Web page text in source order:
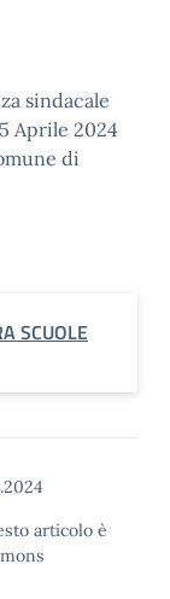
sindacale
Aprile 2024
di
SCUOLE
articolo è